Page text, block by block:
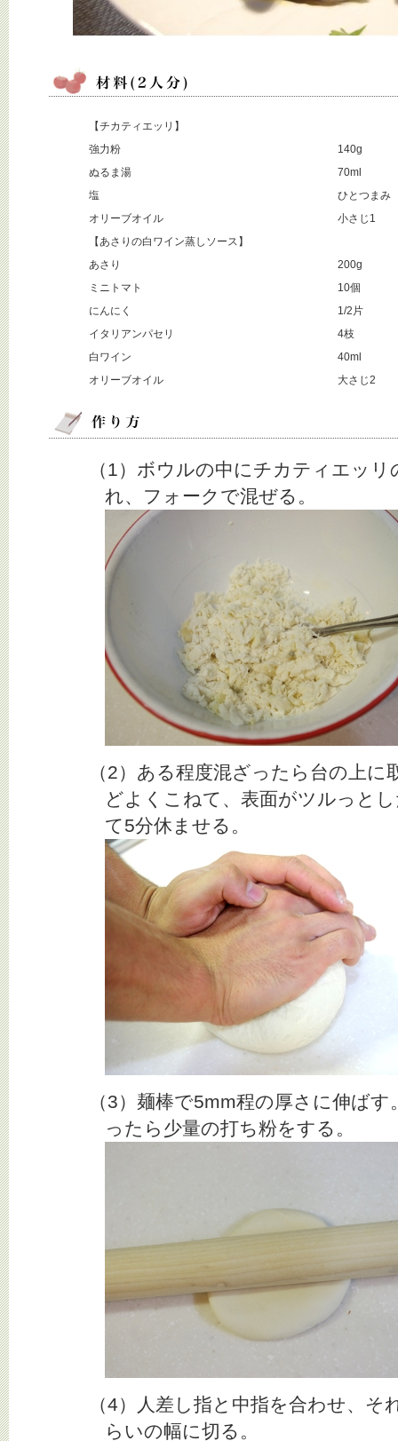
【チカティエッリ】
強力粉
140g
ぬるま湯
70ml
塩
ひとつまみ
オリーブオイル
小さじ1
【あさりの白ワイン蒸しソース】
あさり
200g
ミニトマト
10個
にんにく
1/2片
イタリアンパセリ
4枝
白ワイン
40ml
オリーブオイル
大さじ2
（1）ボウルの中にチカティエッ
れ、フォークで混ぜる。
（2）ある程度混ざったら台の上に
どよくこねて、表面がツルっと
て5分休ませる。
（3）麺棒で5mm程の厚さに伸ば
ったら少量の打ち粉をする。
（4）人差し指と中指を合わせ、そ
らいの幅に切る。